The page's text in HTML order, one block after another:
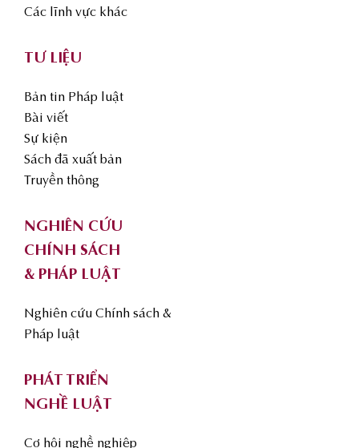
Các lĩnh vực khác
TƯ LIỆU
Bản tin Pháp luật
Bài viết
Sự kiện
Sách đã xuất bản
Truyền thông
NGHIÊN CỨU
CHÍNH SÁCH
& PHÁP LUẬT
Nghiên cứu Chính sách &
Pháp luật
PHÁT TRIỂN
NGHỀ LUẬT
Cơ hội nghề nghiệp